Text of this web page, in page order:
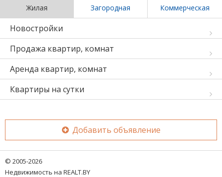
Жилая Загородная Коммерческая
Новостройки
Продажа квартир, комнат
Аренда квартир, комнат
Квартиры на сутки
Добавить объявление
© 2005-2026
Недвижимость на REALT.BY